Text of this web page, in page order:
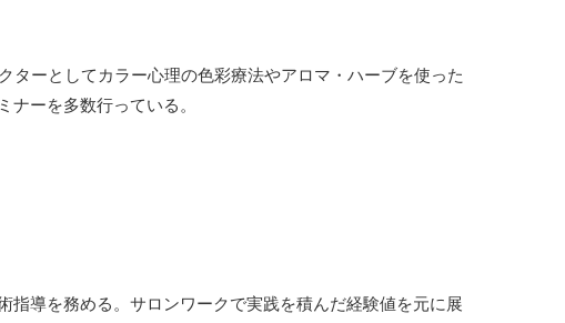
ーとしてカラー心理の色彩療法やアロマ・ハーブを使った
ナーを多数行っている。
導を務める。サロンワークで実践を積んだ経験値を元に展